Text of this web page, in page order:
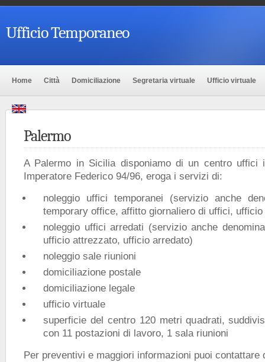
Ufficio Temporaneo
Home Città Domiciliazione Segretaria virtuale Ufficio virtuale
Palermo
A Palermo in Sicilia disponiamo di un centro uffici
Imperatore Federico 94/96, eroga i servizi di:
noleggio uffici temporanei (servizio anche
temporary office, affitto giornaliero di uffici, ufficio
noleggio uffici arredati (servizio anche
ufficio attrezzato, ufficio arredato)
noleggio sale riunioni
domiciliazione postale
domiciliazione legale
ufficio virtuale
superficie del centro 120 metri quadrati,
con 11 postazioni di lavoro, 1 sala riunioni
Per preventivi e maggiori informazioni puoi contattare